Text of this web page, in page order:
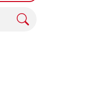
Aufruf einer
Der von Ihnen